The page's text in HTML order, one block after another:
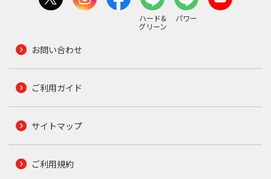
ハード&
グリーン
パワー
お問い合わせ
ご利用ガイド
サイトマップ
ご利用規約